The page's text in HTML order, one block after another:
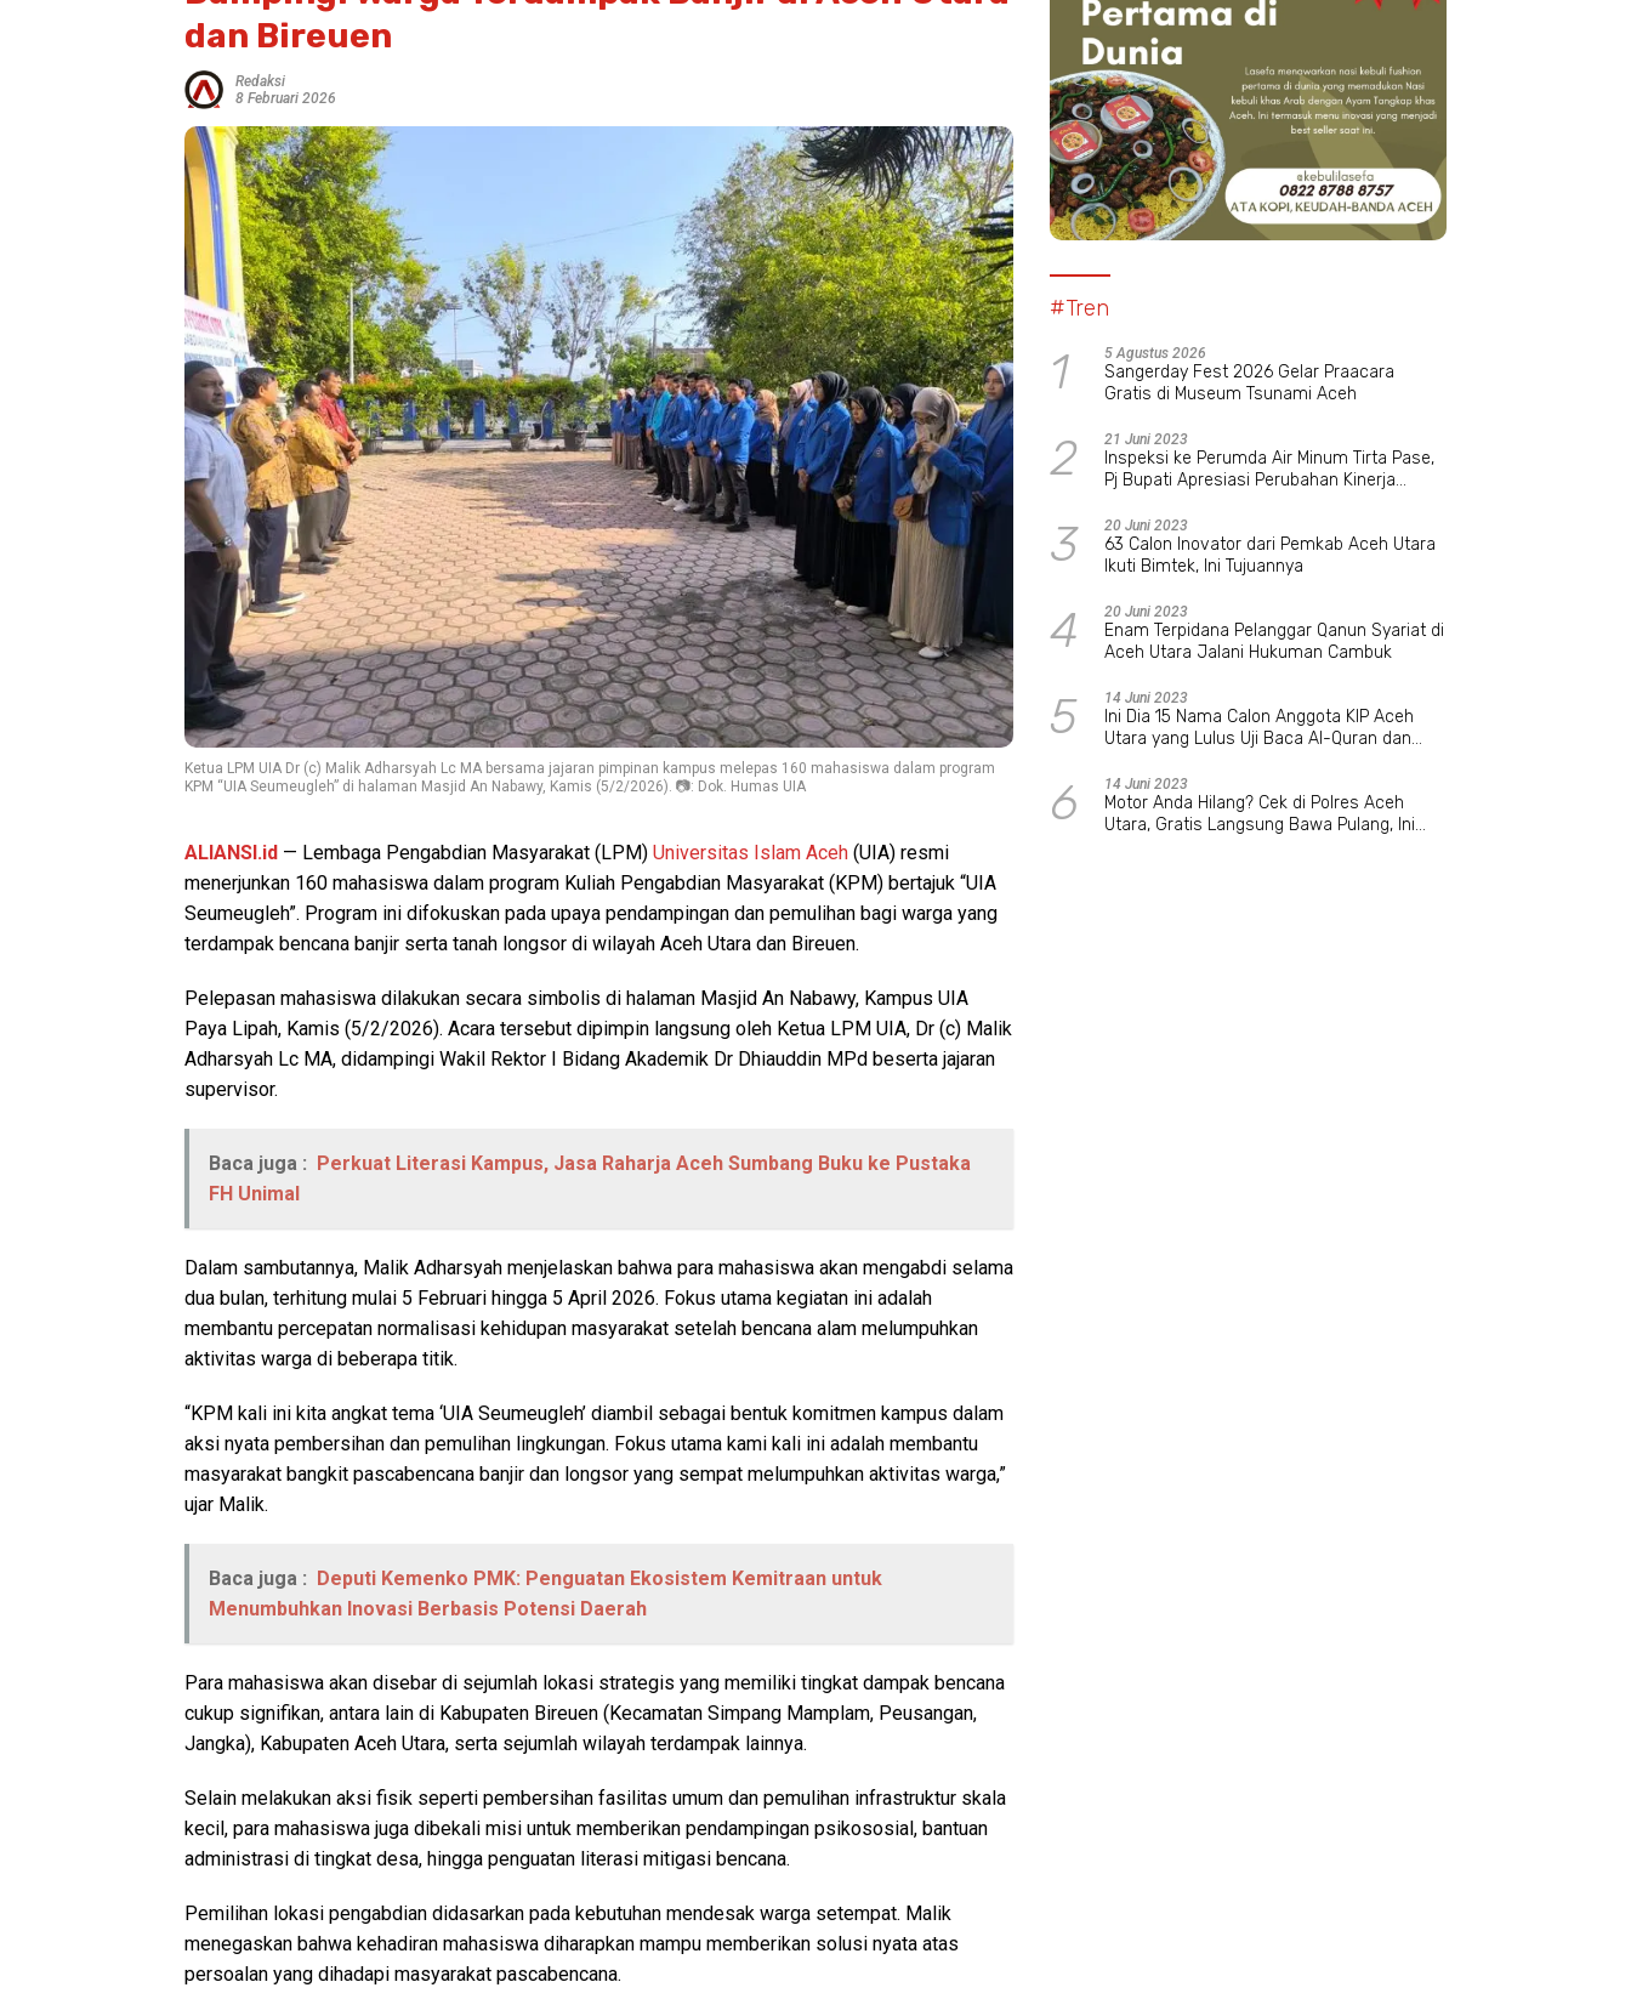
dan Bireuen
Redaksi
8 Februari 2026
Ketua LPM UIA Dr (c) Malik Adharsyah Lc MA bersama jajaran pimpinan kampus melepas 160 mahasiswa dalam program
KPM “UIA Seumeugleh” di halaman Masjid An Nabawy, Kamis (5/2/2026). 📷: Dok. Humas UIA
ALIANSI.id — Lembaga Pengabdian Masyarakat (LPM) Universitas Islam Aceh (UIA) resmi
menerjunkan 160 mahasiswa dalam program Kuliah Pengabdian Masyarakat (KPM) bertajuk “UIA
Seumeugleh”. Program ini difokuskan pada upaya pendampingan dan pemulihan bagi warga yang
terdampak bencana banjir serta tanah longsor di wilayah Aceh Utara dan Bireuen.
Pelepasan mahasiswa dilakukan secara simbolis di halaman Masjid An Nabawy, Kampus UIA
Paya Lipah, Kamis (5/2/2026). Acara tersebut dipimpin langsung oleh Ketua LPM UIA, Dr (c) Malik
Adharsyah Lc MA, didampingi Wakil Rektor I Bidang Akademik Dr Dhiauddin MPd beserta jajaran
supervisor.
Baca juga : Perkuat Literasi Kampus, Jasa Raharja Aceh Sumbang Buku ke Pustaka
FH Unimal
Dalam sambutannya, Malik Adharsyah menjelaskan bahwa para mahasiswa akan mengabdi selama
dua bulan, terhitung mulai 5 Februari hingga 5 April 2026. Fokus utama kegiatan ini adalah
membantu percepatan normalisasi kehidupan masyarakat setelah bencana alam melumpuhkan
aktivitas warga di beberapa titik.
“KPM kali ini kita angkat tema ‘UIA Seumeugleh’ diambil sebagai bentuk komitmen kampus dalam
aksi nyata pembersihan dan pemulihan lingkungan. Fokus utama kami kali ini adalah membantu
masyarakat bangkit pascabencana banjir dan longsor yang sempat melumpuhkan aktivitas warga,”
ujar Malik.
Baca juga : Deputi Kemenko PMK: Penguatan Ekosistem Kemitraan untuk
Menumbuhkan Inovasi Berbasis Potensi Daerah
Para mahasiswa akan disebar di sejumlah lokasi strategis yang memiliki tingkat dampak bencana
cukup signifikan, antara lain di Kabupaten Bireuen (Kecamatan Simpang Mamplam, Peusangan,
Jangka), Kabupaten Aceh Utara, serta sejumlah wilayah terdampak lainnya.
Selain melakukan aksi fisik seperti pembersihan fasilitas umum dan pemulihan infrastruktur skala
kecil, para mahasiswa juga dibekali misi untuk memberikan pendampingan psikososial, bantuan
administrasi di tingkat desa, hingga penguatan literasi mitigasi bencana.
Pemilihan lokasi pengabdian didasarkan pada kebutuhan mendesak warga setempat. Malik
menegaskan bahwa kehadiran mahasiswa diharapkan mampu memberikan solusi nyata atas
persoalan yang dihadapi masyarakat pascabencana.
#Tren
1 5 Agustus 2026
Sangerday Fest 2026 Gelar Praacara
Gratis di Museum Tsunami Aceh
2 21 Juni 2023
Inspeksi ke Perumda Air Minum Tirta Pase,
Pj Bupati Apresiasi Perubahan Kinerja
3 20 Juni 2023
63 Calon Inovator dari Pemkab Aceh Utara
Ikuti Bimtek, Ini Tujuannya
4 20 Juni 2023
Enam Terpidana Pelanggar Qanun Syariat di
Aceh Utara Jalani Hukuman Cambuk
5 14 Juni 2023
Ini Dia 15 Nama Calon Anggota KIP Aceh
Utara yang Lulus Uji Baca Al-Quran dan
6 14 Juni 2023
Motor Anda Hilang? Cek di Polres Aceh
Utara, Gratis Langsung Bawa Pulang, Ini